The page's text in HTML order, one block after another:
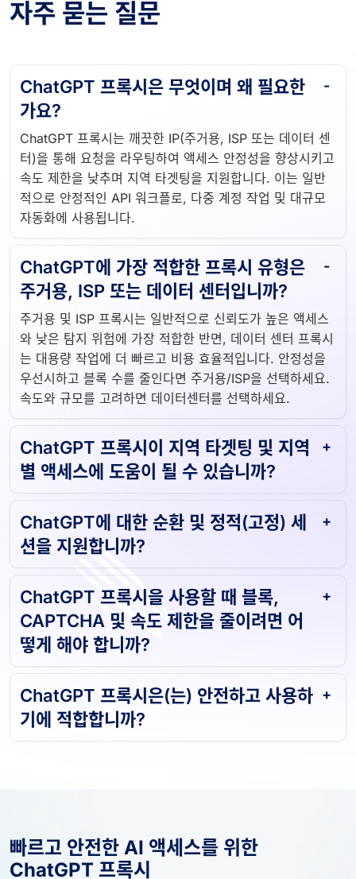
자주 묻는 질문
ChatGPT 프록시은 무엇이며 왜 필요한
가요?
ChatGPT 프록시는 깨끗한 IP(주거용, ISP 또는 데이터 센
터)을 통해 요청을 라우팅하여 액세스 안정성을 향상시키고
속도 제한을 낮추며 지역 타겟팅을 지원합니다. 이는 일반
적으로 안정적인 API 워크플로, 다중 계정 작업 및 대규모
자동화에 사용됩니다.
ChatGPT에 가장 적합한 프록시 유형은
주거용, ISP 또는 데이터 센터입니까?
주거용 및 ISP 프록시는 일반적으로 신뢰도가 높은 액세스
와 낮은 탐지 위험에 가장 적합한 반면, 데이터 센터 프록시
는 대용량 작업에 더 빠르고 비용 효율적입니다. 안정성을
우선시하고 블록 수를 줄인다면 주거용/ISP을 선택하세요.
속도와 규모를 고려하면 데이터센터를 선택하세요.
ChatGPT 프록시이 지역 타겟팅 및 지역
별 액세스에 도움이 될 수 있습니까?
ChatGPT에 대한 순환 및 정적(고정) 세
션을 지원합니까?
ChatGPT 프록시을 사용할 때 블록,
CAPTCHA 및 속도 제한을 줄이려면 어
떻게 해야 합니까?
ChatGPT 프록시은(는) 안전하고 사용하
기에 적합합니까?
빠르고 안전한 AI 액세스를 위한